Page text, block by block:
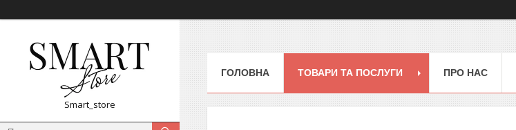
Smart_store
ГОЛОВНА ТОВАРИ ТА ПОСЛУГИ ПРО НАС